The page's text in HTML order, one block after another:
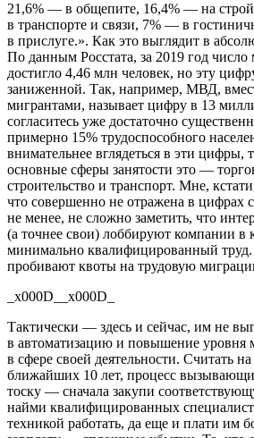
21,6% — в общепите, 16,4% — на
в транспорте и связи, 7% — в
в прислуге.». Как это выглядит в
По данным Росстата, за 2019 год число
достигло 4,46 млн человек, но эту
заниженной. Так, например, МВД,
мигрантами, называет цифру в 13
согласитесь уже достаточно
примерно 15% трудоспособного
внимательнее вглядеться в эти
основные сферы занятости это —
строительство и транспорт. Мне,
что совершенно не отражена в цифрах
не менее, не сложно заметить, что
(а точнее свои) лоббируют компании в
минимально квалифицированный
пробивают квоты на трудовую
_x000D__x000D_
Тактически — здесь и сейчас, им не
в автоматизацию и повышение уровня
в сфере своей деятельности. Считать
ближайших 10 лет, процесс
тоску — сначала закупи
найми квалифицированных
техникой работать, да еще и плати им